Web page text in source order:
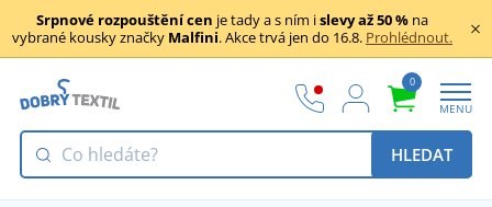
Srpnové rozpouštění cen je tady a s ním islevy až 50 % na
vybrané kousky značky Malfini. Akce trvá jen do 16.8. Prohlédnout.
0
MENU
HLEDAT